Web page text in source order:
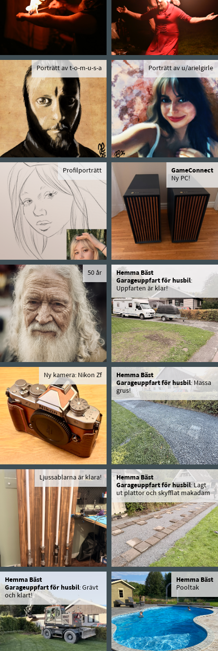
Porträtt av t-o-m-u-s-a Porträtt av u/arielgirle
Profilporträtt
GameConnect
Ny PC!
50 år
Hemma Bäst
Garageuppfart för husbil:
Uppfarten är klar!
Ny kamera: Nikon Zf
Hemma Bäst
Garageuppfart för husbil: Massa
grus!
Ljussablarna är klara!
Hemma Bäst
Garageuppfart för husbil: Lagt
ut plattor och skyfflat makadam
Hemma Bäst
Garageuppfart för husbil: Grävt
och klart!
Hemma Bäst
Pooltak